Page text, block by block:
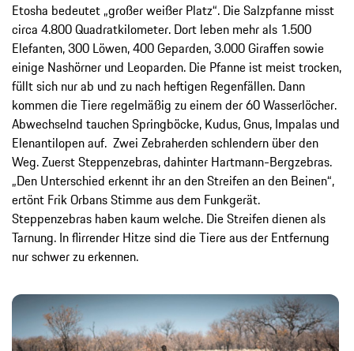
Etosha bedeutet „großer weißer Platz“. Die Salzpfanne misst
circa 4.800 Quadratkilometer. Dort leben mehr als 1.500
Elefanten, 300 Löwen, 400 Geparden, 3.000 Giraffen sowie
einige Nashörner und Leoparden. Die Pfanne ist meist trocken,
füllt sich nur ab und zu nach heftigen Regenfällen. Dann
kommen die Tiere regelmäßig zu einem der 60 Wasserlöcher.
Abwechselnd tauchen Springböcke, Kudus, Gnus, Impalas und
Elenantilopen auf. Zwei Zebraherden schlendern über den
Weg. Zuerst Steppenzebras, dahinter Hartmann-Bergzebras.
„Den Unterschied erkennt ihr an den Streifen an den Beinen“,
ertönt Frik Orbans Stimme aus dem Funkgerät.
Steppenzebras haben kaum welche. Die Streifen dienen als
Tarnung. In flirrender Hitze sind die Tiere aus der Entfernung
nur schwer zu erkennen.